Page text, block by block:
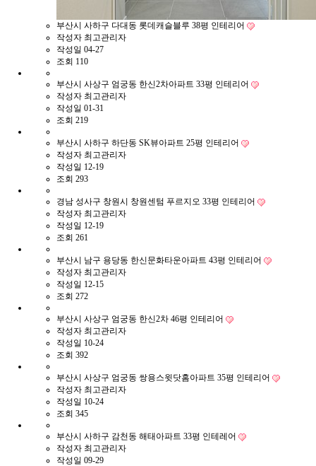
부산시 사하구 다대동 롯데캐슬블루 38평 인테리어
작성자 최고관리자
작성일 04-27
조회 110
부산시 사상구 엄궁동 한신2차아파트 33평 인테리어
작성자 최고관리자
작성일 01-31
조회 219
부산시 사하구 하단동 SK뷰아파트 25평 인테리어
작성자 최고관리자
작성일 12-19
조회 293
경남 성사구 창원시 창원센텀 푸르지오 33평 인테리어
작성자 최고관리자
작성일 12-19
조회 261
부산시 남구 용당동 한신문화타운아파트 43평 인테리어
작성자 최고관리자
작성일 12-15
조회 272
부산시 사상구 엄궁동 한신2차 46평 인테리어
작성자 최고관리자
작성일 10-24
조회 392
부산시 사상구 엄궁동 쌍용스윗닷홈아파트 35평 인테리어
작성자 최고관리자
작성일 10-24
조회 345
부산시 사하구 감천동 해태아파트 33평 인테레어
작성자 최고관리자
작성일 09-29